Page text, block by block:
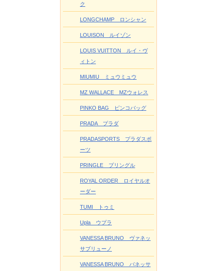
ク
LONGCHAMP ロンシャン
LOUISON ルイゾン
LOUIS VUITTON ルイ・ヴ
ィトン
MIUMIU ミュウミュウ
MZ WALLACE MZウォレス
PINKO BAG ピンコバッグ
PRADA プラダ
PRADASPORTS プラダスポ
ーツ
PRINGLE プリングル
ROYAL ORDER ロイヤルオ
ーダー
TUMI トゥミ
Upla ウプラ
VANESSA BRUNO ヴァネッ
サブリューノ
VANESSA BRUNO バネッサ